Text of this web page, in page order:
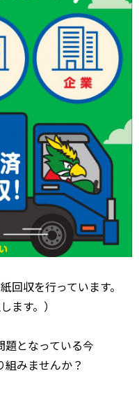
回収を行っています。
ます。）
題となっている今
組みませんか？